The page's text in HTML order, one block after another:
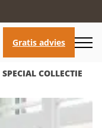
SPECIAL COLLECTIE